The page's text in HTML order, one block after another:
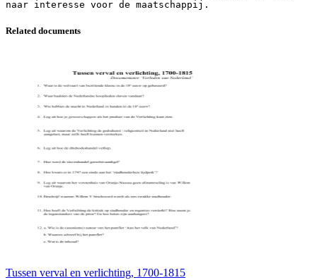
Related documents
Tussen verval en verlichting, 1700-1815